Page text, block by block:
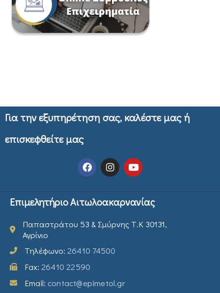
Για την εξυπηρέτηση σας, καλέστε μας ή
επισκεφθείτε μας
Επιμελητήριο Αιτωλοακαρνανίας
Παπαστράτου 53 & Σμύρνης Τ.Κ 30131,
Αγρίνιο
Τηλέφωνο: 26410 74500
Fax: 26410 22590
Email: contact@epimetol.gr